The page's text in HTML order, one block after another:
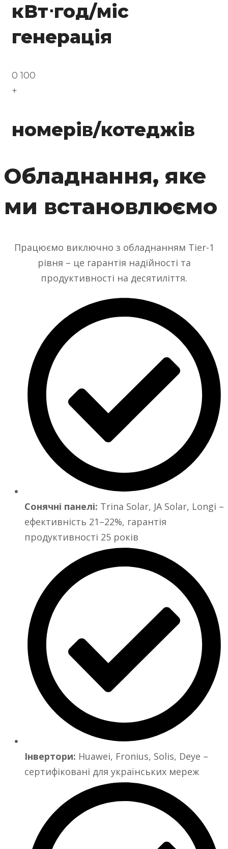
кВт⋅год/міс
генерація
0 100
+
номерів/котеджів
Обладнання, яке
ми встановлюємо
Працюємо виключно з обладнанням Tier-1
рівня – це гарантія надійності та
продуктивності на десятиліття.
Сонячні панелі: Trina Solar, JA Solar, Longi –
ефективність 21–22%, гарантія
продуктивності 25 років
Інвертори: Huawei, Fronius, Solis, Deye –
сертифіковані для українських мереж